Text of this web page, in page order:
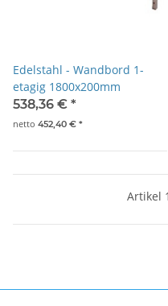
Edelstahl - Wandbord 1-
etagig 1800x200mm
538,36 € *
netto 452,40 € *
Artikel